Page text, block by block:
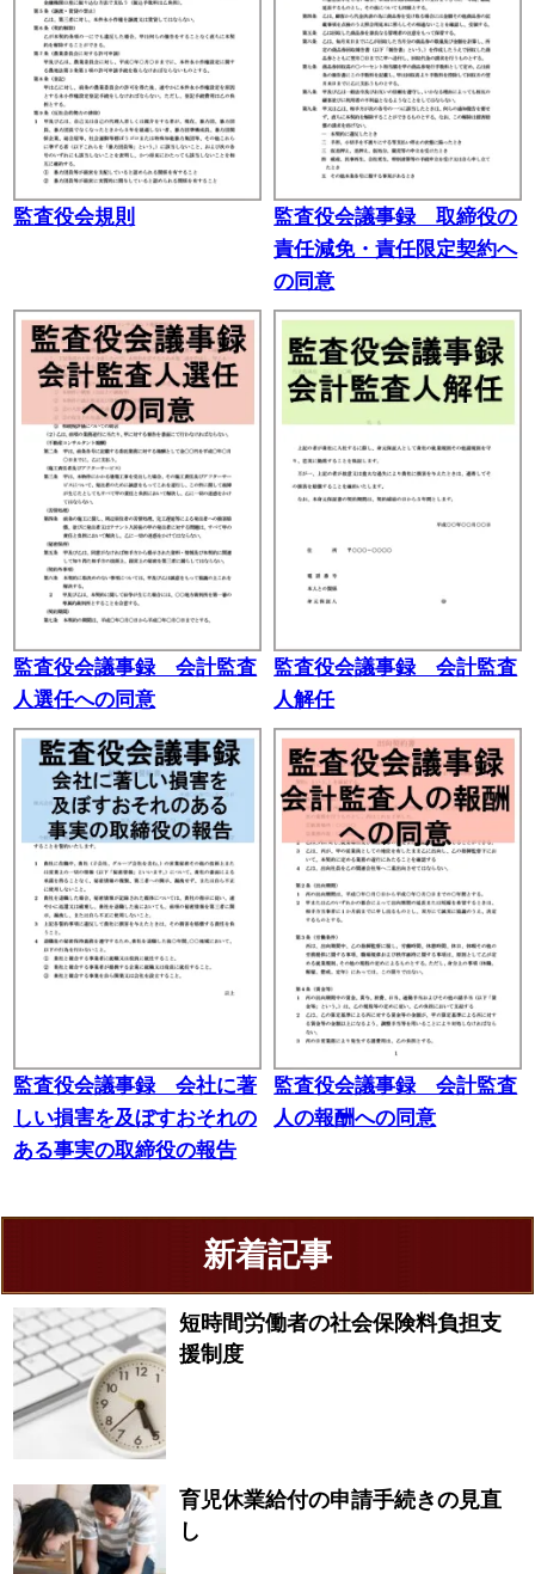
監査役会規則
監査役会議事録 取締役の
責任減免・責任限定契約へ
の同意
監査役会議事録 会計監査
人選任への同意
監査役会議事録 会計監査
人解任
監査役会議事録 会社に著
しい損害を及ぼすおそれの
ある事実の取締役の報告
監査役会議事録 会計監査
人の報酬への同意
新着記事
短時間労働者の社会保険料負担支
援制度
育児休業給付の申請手続きの見直
し